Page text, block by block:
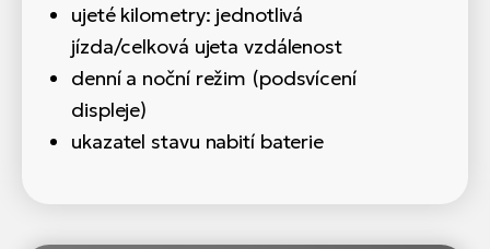
ujeté kilometry: jednotlivá
jízda/celková ujeta vzdálenost
denní a noční režim (podsvícení
displeje)
ukazatel stavu nabití baterie